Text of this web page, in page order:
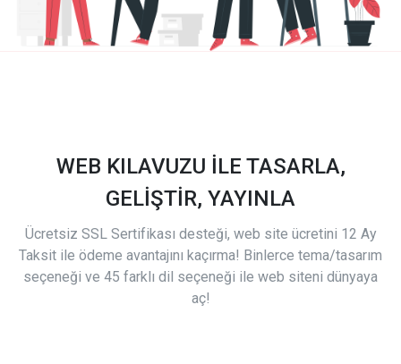
WEB KILAVUZU İLE TASARLA,
GELİŞTİR, YAYINLA
Ücretsiz SSL Sertifikası desteği, web site ücretini 12 Ay
Taksit ile ödeme avantajını kaçırma! Binlerce tema/tasarım
seçeneği ve 45 farklı dil seçeneği ile web siteni dünyaya
aç!